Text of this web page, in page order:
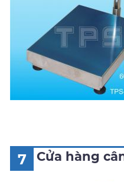
7 Cửa hàng